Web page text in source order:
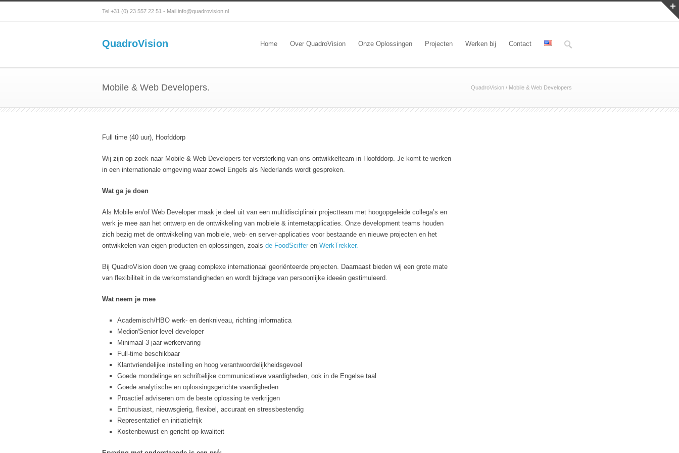
Tel +31 (0) 23 557 22 51 - Mail info@quadrovision.nl
QuadroVision Home Over QuadroVision Onze Oplossingen Projecten Werken bij Contact
Mobile & Web Developers. QuadroVision / Mobile & Web Developers
Full time (40 uur), Hoofddorp
Wij zijn op zoek naar Mobile & Web Developers ter versterking van ons ontwikkelteam in Hoofddorp. Je komt te werken
in een internationale omgeving waar zowel Engels als Nederlands wordt gesproken.
Wat ga je doen
Als Mobile en/of Web Developer maak je deel uit van een multidisciplinair projectteam met hoogopgeleide collega’s en
werk je mee aan het ontwerp en de ontwikkeling van mobiele & internetapplicaties. Onze development teams houden
zich bezig met de ontwikkeling van mobiele, web- en server-applicaties voor bestaande en nieuwe projecten en het
ontwikkelen van eigen producten en oplossingen, zoals de FoodSciffer en WerkTrekker.
Bij QuadroVision doen we graag complexe internationaal georiënteerde projecten. Daarnaast bieden wij een grote mate
van flexibiliteit in de werkomstandigheden en wordt bijdrage van persoonlijke ideeën gestimuleerd.
Wat neem je mee
Academisch/HBO werk- en denkniveau, richting informatica
Medior/Senior level developer
Minimaal 3 jaar werkervaring
Full-time beschikbaar
Klantvriendelijke instelling en hoog verantwoordelijkheidsgevoel
Goede mondelinge en schriftelijke communicatieve vaardigheden, ook in de Engelse taal
Goede analytische en oplossingsgerichte vaardigheden
Proactief adviseren om de beste oplossing te verkrijgen
Enthousiast, nieuwsgierig, flexibel, accuraat en stressbestendig
Representatief en initiatiefrijk
Kostenbewust en gericht op kwaliteit